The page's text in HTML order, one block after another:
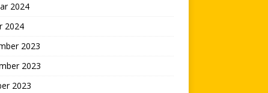
2024
2024
2023
2023
2023